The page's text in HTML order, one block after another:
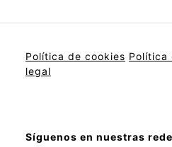
Política de cookies Política
legal
Síguenos en nuestras